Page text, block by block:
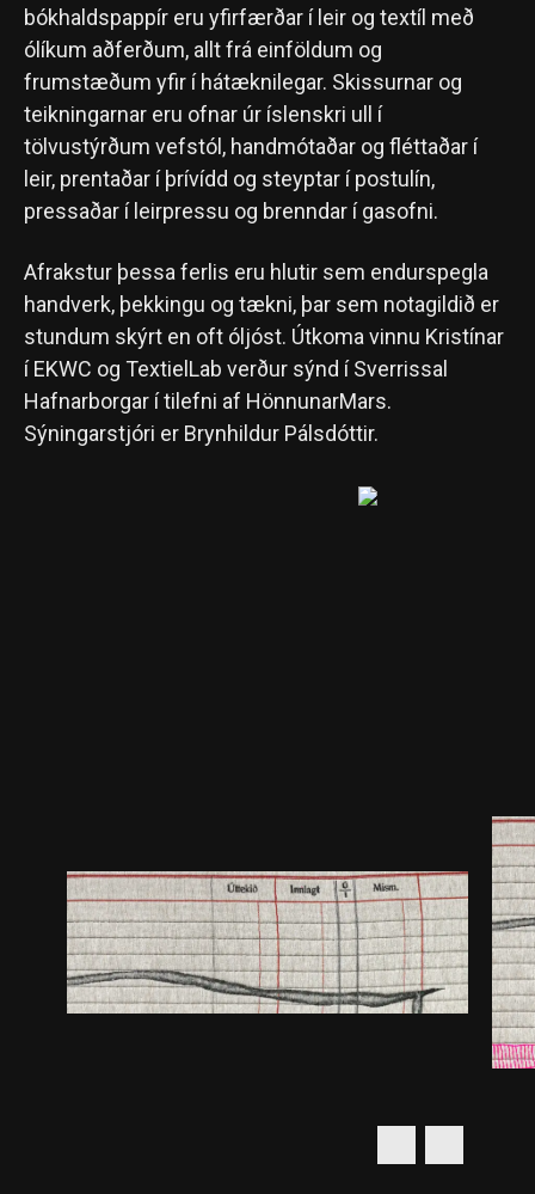
bókhaldspappír eru yfirfærðar í leir og textíl með
ólíkum aðferðum, allt frá einföldum og
frumstæðum yfir í hátæknilegar. Skissurnar og
teikningarnar eru ofnar úr íslenskri ull í
tölvustýrðum vefstól, handmótaðar og fléttaðar í
leir, prentaðar í þrívídd og steyptar í postulín,
pressaðar í leirpressu og brenndar í gasofni.
Afrakstur þessa ferlis eru hlutir sem endurspegla
handverk, þekkingu og tækni, þar sem notagildið er
stundum skýrt en oft óljóst. Útkoma vinnu Kristínar
í EKWC og TextielLab verður sýnd í Sverrissal
Hafnarborgar í tilefni af HönnunarMars.
Sýningarstjóri er Brynhildur Pálsdóttir.